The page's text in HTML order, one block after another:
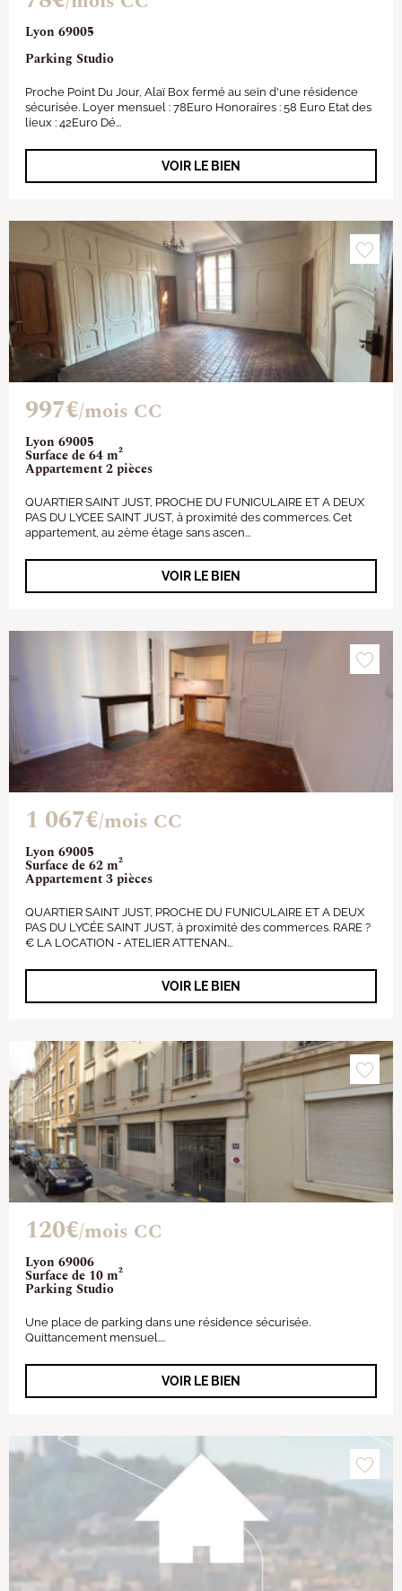
Lyon 69005
Parking Studio
Proche Point Du Jour, Alaï Box fermé au sein d'une résidence
sécurisée. Loyer mensuel : 78Euro Honoraires : 58 Euro Etat des
lieux : 42Euro Dé...
VOIR LE BIEN
Lyon 69005
Surface de 64 m²
Appartement 2 pièces
997€/mois CC
QUARTIER SAINT JUST, PROCHE DU FUNICULAIRE ET A DEUX
PAS DU LYCEE SAINT JUST, à proximité des commerces. Cet
appartement, au 2ème étage sans ascen...
VOIR LE BIEN
Lyon 69005
Surface de 62 m²
Appartement 3 pièces
1 067€/mois CC
QUARTIER SAINT JUST, PROCHE DU FUNICULAIRE ET A DEUX
PAS DU LYCÉE SAINT JUST, à proximité des commerces. RARE ?
€ LA LOCATION - ATELIER ATTENAN...
VOIR LE BIEN
Lyon 69006
Surface de 10 m²
Parking Studio
120€/mois CC
Une place de parking dans une résidence sécurisée.
Quittancement mensuel....
VOIR LE BIEN